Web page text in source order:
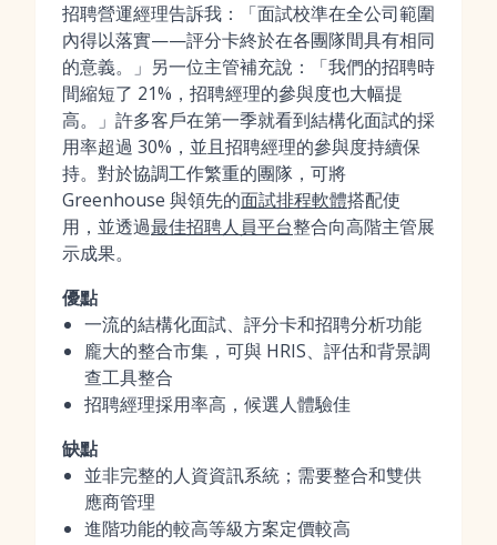
招聘營運經理告訴我：「面試校準在全公司範圍
內得以落實——評分卡終於在各團隊間具有相同
的意義。」另一位主管補充說：「我們的招聘時
間縮短了 21%，招聘經理的參與度也大幅提
高。」許多客戶在第一季就看到結構化面試的採
用率超過 30%，並且招聘經理的參與度持續保
持。對於協調工作繁重的團隊，可將
Greenhouse 與領先的面試排程軟體搭配使
用，並透過最佳招聘人員平台整合向高階主管展
示成果。
優點
一流的結構化面試、評分卡和招聘分析功能
龐大的整合市集，可與 HRIS、評估和背景調
查工具整合
招聘經理採用率高，候選人體驗佳
缺點
並非完整的人資資訊系統；需要整合和雙供
應商管理
進階功能的較高等級方案定價較高